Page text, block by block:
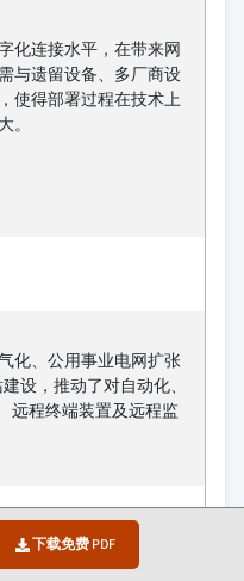
下载免费 PDF
化连接水平，在带来网
与遗留设备、多厂商设
使得部署过程在技术上
。
化、公用事业电网扩张
设，推动了对自动化、
远程终端装置及远程监